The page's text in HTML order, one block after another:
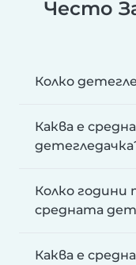
Често
Колко
Каква е
Колко
средната
Каква е